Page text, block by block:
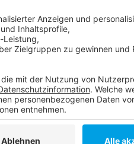
Infos zum Thema
DEG